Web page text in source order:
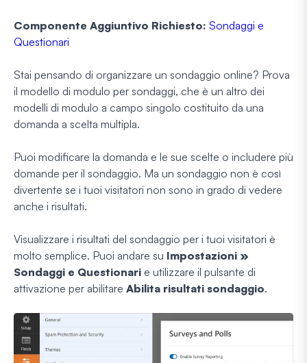
Componente Aggiuntivo Richiesto: Sondaggi e
Questionari
Stai pensando di organizzare un sondaggio online? Prova
il modello di modulo per sondaggi, che è un altro dei
modelli di modulo a campo singolo costituito da una
domanda a scelta multipla.
Puoi modificare la domanda e le sue scelte o includere più
domande per il sondaggio. Ma un sondaggio non è così
divertente se i tuoi visitatori non sono in grado di vedere
anche i risultati.
Visualizzare i risultati del sondaggio per i tuoi visitatori è
molto semplice. Puoi andare su Impostazioni »
Sondaggi e Questionari e utilizzare il pulsante di
attivazione per abilitare Abilita risultati sondaggio.